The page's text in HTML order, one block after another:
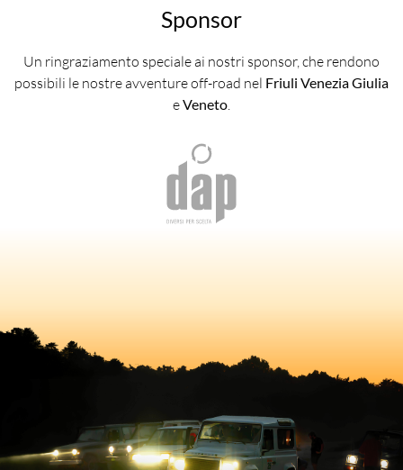
Sponsor
Un ringraziamento speciale ai nostri sponsor, che rendono
possibili le nostre avventure off-road nel Friuli Venezia Giulia
eVeneto.